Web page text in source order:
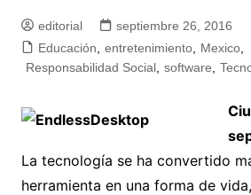
editorial
septiembre 26, 2016
Educación
entretenimiento, Mexico,
Responsabilidad Social, software
La tecnología se ha convertido
herramienta en una forma de